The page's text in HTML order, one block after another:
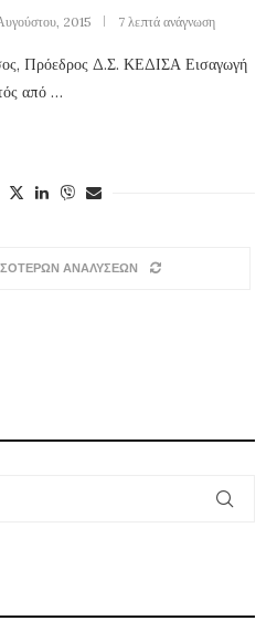
2015 7 λεπτά ανάγνωση
Πρόεδρος Δ.Σ. ΚΕΔΙΣΑ Εισαγωγή
από …
ΑΝΑΛΥΣΕΩΝ